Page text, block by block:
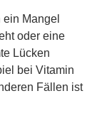
Mangel
oder eine
Lücken
bei Vitamin
Fällen ist